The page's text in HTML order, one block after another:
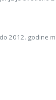
2012. godine